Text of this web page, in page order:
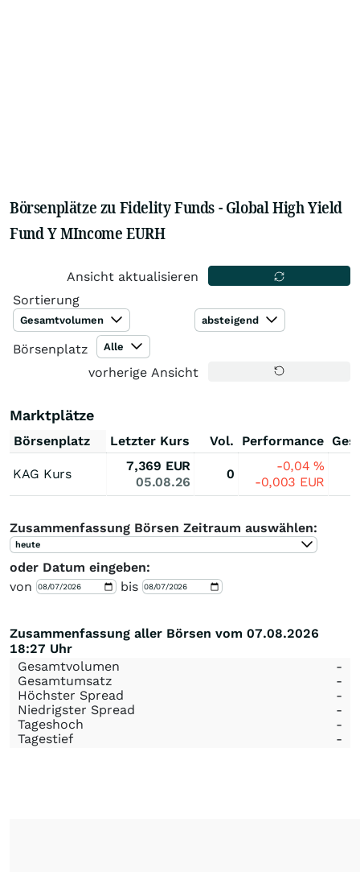
Börsenplätze zu Fidelity Funds - Global High Yield
Fund Y MIncome EURH
Ansicht aktualisieren
Sortierung
Gesamtvolumen absteigend
Börsenplatz Alle
vorherige Ansicht
Marktplätze
Börsenplatz Letzter Kurs Vol. Performance
KAG Kurs
7,369 EUR
05.08.26
0
-0,04%
-0,003 EUR
Zusammenfassung Börsen Zeitraum auswählen:
heute
oder Datum eingeben:
von
bis
Zusammenfassung aller Börsen vom 07.08.2026
18:27 Uhr
Gesamtvolumen
-
Gesamtumsatz
-
Höchster Spread
-
Niedrigster Spread
-
Tageshoch
-
Tagestief
-